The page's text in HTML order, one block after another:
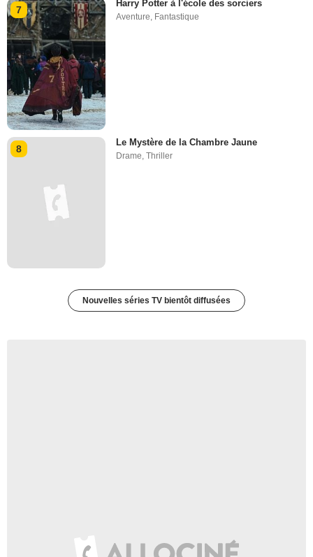
7
Harry Potter à l'école des sorciers
Aventure, Fantastique
8
Le Mystère de la Chambre Jaune
Drame ,Thriller
Nouvelles séries TV bientôt diffusées